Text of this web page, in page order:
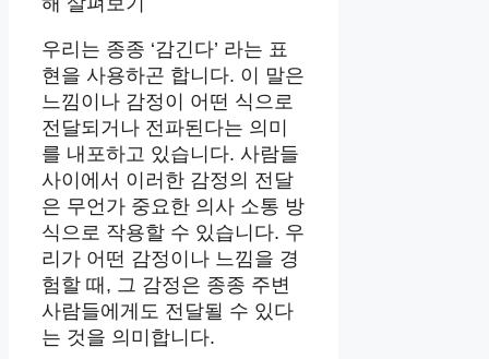
우리는 종종 ‘감긴다’ 라는 표
현을 사용하곤 합니다. 이 말은
느낌이나 감정이 어떤 식으로
전달되거나 전파된다는 의미
를 내포하고 있습니다. 사람들
사이에서 이러한 감정의 전달
은 무언가 중요한 의사 소통 방
식으로 작용할 수 있습니다. 우
리가 어떤 감정이나 느낌을 경
험할 때, 그 감정은 종종 주변
사람들에게도 전달될 수 있다
는 것을 의미합니다.